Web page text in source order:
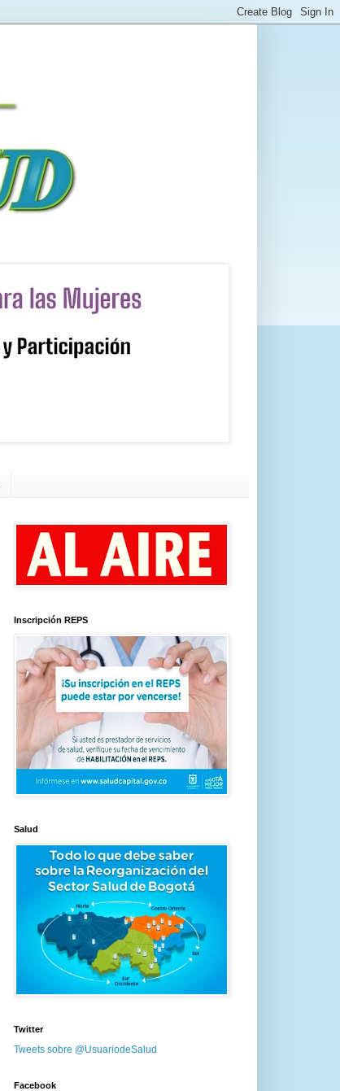
Inscripción REPS
Salud
Twitter
Tweets sobre @UsuariodeSalud
Facebook